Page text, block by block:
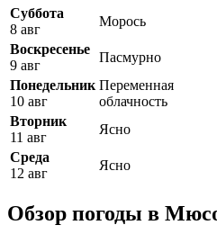
Суббота
8 авг
Морось
Воскресенье
9 авг
Пасмурно
Понедельник
10 авг
Переменная
облачность
Вторник
11 авг
Ясно
Среда
12 авг
Ясно
Обзор погоды в